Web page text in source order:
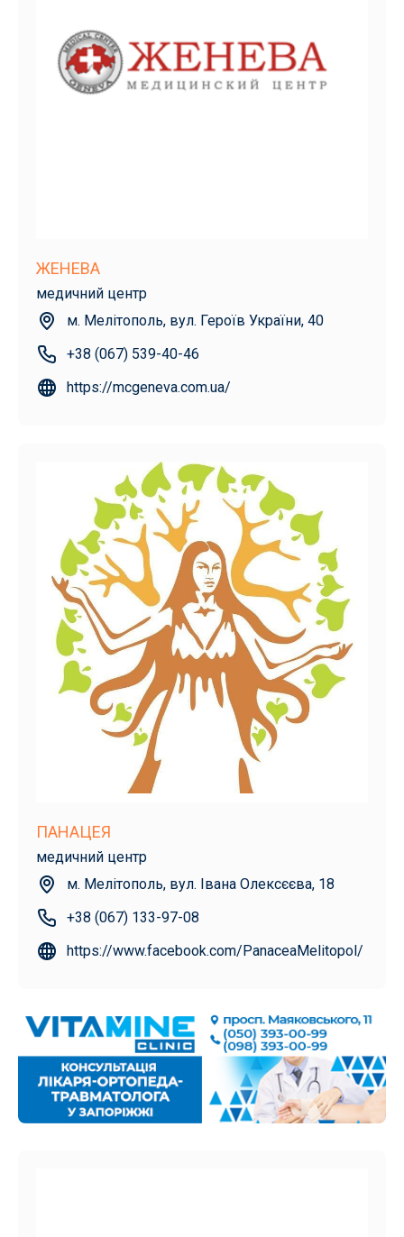
ЖЕНЕВА
медичний центр
м. Мелітополь, вул. Героїв України, 40
+38 (067) 539-40-46
https://mcgeneva.com.ua/
ПАНАЦЕЯ
медичний центр
м. Мелітополь, вул. Івана Олексєєва, 18
+38 (067) 133-97-08
https://www.facebook.com/PanaceaMelitopol/